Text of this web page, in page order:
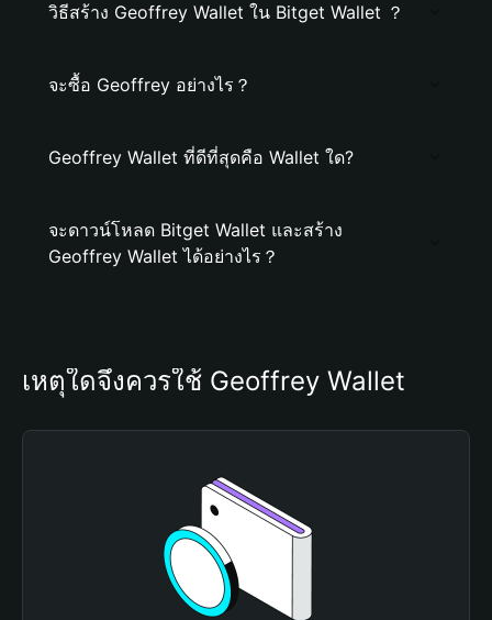
วิธีสร้าง Geoffrey Wallet ใน Bitget Wallet ？
จะซื้อ Geoffrey อย่างไร？
Geoffrey Wallet ที่ดีที่สุดคือ Wallet ใด?
จะดาวน์โหลด Bitget Wallet และสร้าง
Geoffrey Wallet ได้อย่างไร？
เหตุใดจึงควรใช้ Geoffrey Wallet